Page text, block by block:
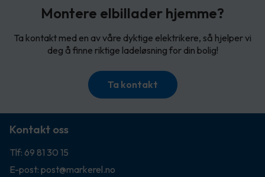
Montere elbillader hjemme?
Ta kontakt med en av våre dyktige elektrikere, så hjelper vi
deg å finne riktige ladeløsning for din bolig!
Ta kontakt
Kontakt oss
Tlf: 69 81 30 15
E-post: post@markerel.no